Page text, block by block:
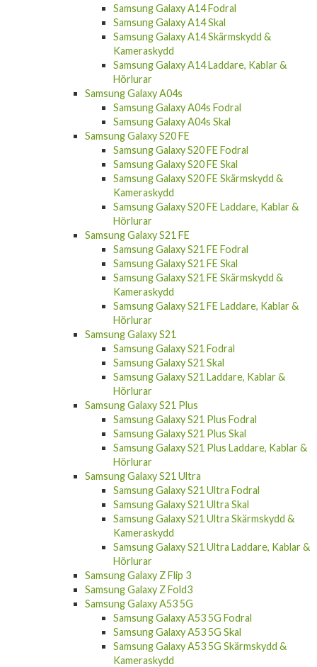
Samsung Galaxy A14 Fodral
Samsung Galaxy A14 Skal
Samsung Galaxy A14 Skärmskydd &
Kameraskydd
Samsung Galaxy A14 Laddare, Kablar &
Hörlurar
Samsung Galaxy A04s
Samsung Galaxy A04s Fodral
Samsung Galaxy A04s Skal
Samsung Galaxy S20 FE
Samsung Galaxy S20 FE Fodral
Samsung Galaxy S20 FE Skal
Samsung Galaxy S20 FE Skärmskydd &
Kameraskydd
Samsung Galaxy S20 FE Laddare, Kablar &
Hörlurar
Samsung Galaxy S21 FE
Samsung Galaxy S21 FE Fodral
Samsung Galaxy S21 FE Skal
Samsung Galaxy S21 FE Skärmskydd &
Kameraskydd
Samsung Galaxy S21 FE Laddare, Kablar &
Hörlurar
Samsung Galaxy S21
Samsung Galaxy S21 Fodral
Samsung Galaxy S21 Skal
Samsung Galaxy S21 Laddare, Kablar &
Hörlurar
Samsung Galaxy S21 Plus
Samsung Galaxy S21 Plus Fodral
Samsung Galaxy S21 Plus Skal
Samsung Galaxy S21 Plus Laddare, Kablar &
Hörlurar
Samsung Galaxy S21 Ultra
Samsung Galaxy S21 Ultra Fodral
Samsung Galaxy S21 Ultra Skal
Samsung Galaxy S21 Ultra Skärmskydd &
Kameraskydd
Samsung Galaxy S21 Ultra Laddare, Kablar &
Hörlurar
Samsung Galaxy Z Flip 3
Samsung Galaxy Z Fold3
Samsung Galaxy A53 5G
Samsung Galaxy A53 5G Fodral
Samsung Galaxy A53 5G Skal
Samsung Galaxy A53 5G Skärmskydd &
Kameraskydd